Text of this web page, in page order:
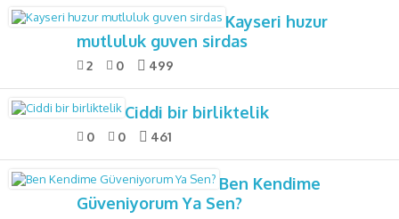
Kayseri huzur
mutluluk guven sirdas
2 0 499
Ciddi bir birliktelik
0 0 461
Ben Kendime
Güveniyorum Ya Sen?